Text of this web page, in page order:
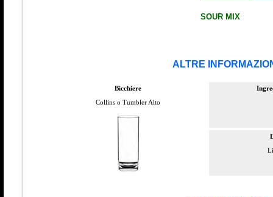
SOUR MIX
ALTRE
Bicchiere
Collins o Tumbler Alto